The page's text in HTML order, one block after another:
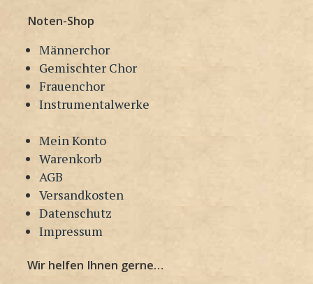
Inhalt
springen
Noten-Shop
Männerchor
Gemischter Chor
Frauenchor
Instrumentalwerke
Mein Konto
Warenkorb
AGB
Versandkosten
Datenschutz
Impressum
Wir helfen Ihnen gerne…